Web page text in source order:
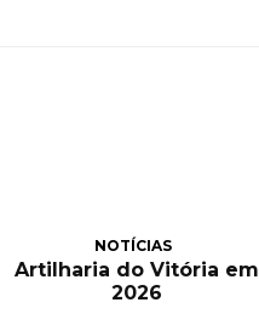
NOTÍCIAS
Artilharia do Vitória em
2026